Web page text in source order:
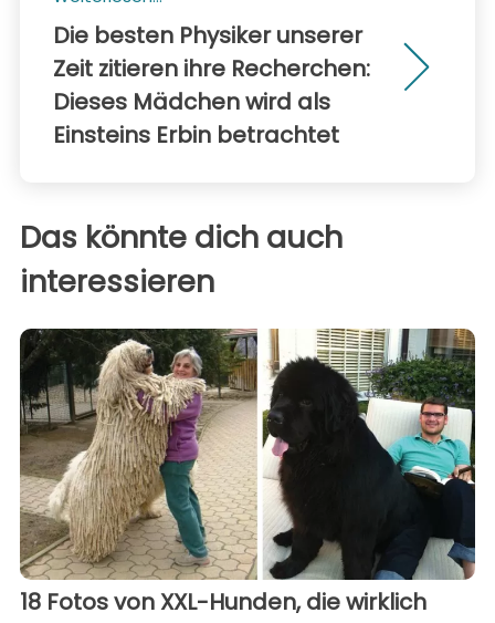
Die besten Physiker unserer
Zeit zitieren ihre Recherchen:
Dieses Mädchen wird als
Einsteins Erbin betrachtet
Das könnte dich auch
interessieren
18 Fotos von XXL-Hunden, die wirklich